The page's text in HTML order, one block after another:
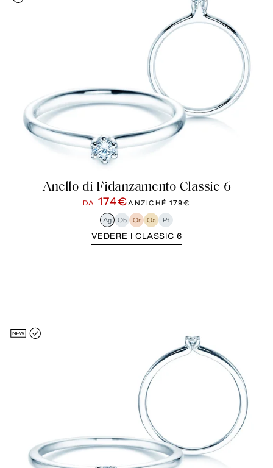
Anello di Fidanzamento Classic 6
DA 174€ANZICHÉ 179€
Ag Ob Or Oa Pt
VEDERE I CLASSIC 6